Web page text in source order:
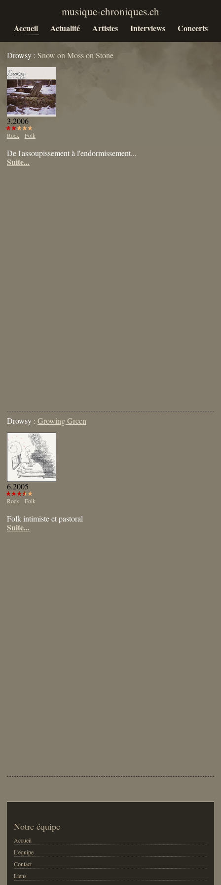
Accueil Actualité Artistes Interviews Concerts
Drowsy : Snow on Moss on Stone
3.2006
Rock Folk
De l'assoupissement à l'endormissement...
Suite...
Drowsy : Growing Green
6.2005
Rock Folk
Folk intimiste et pastoral
Suite...
Notre équipe
Accueil
L'équipe
Contact
Liens